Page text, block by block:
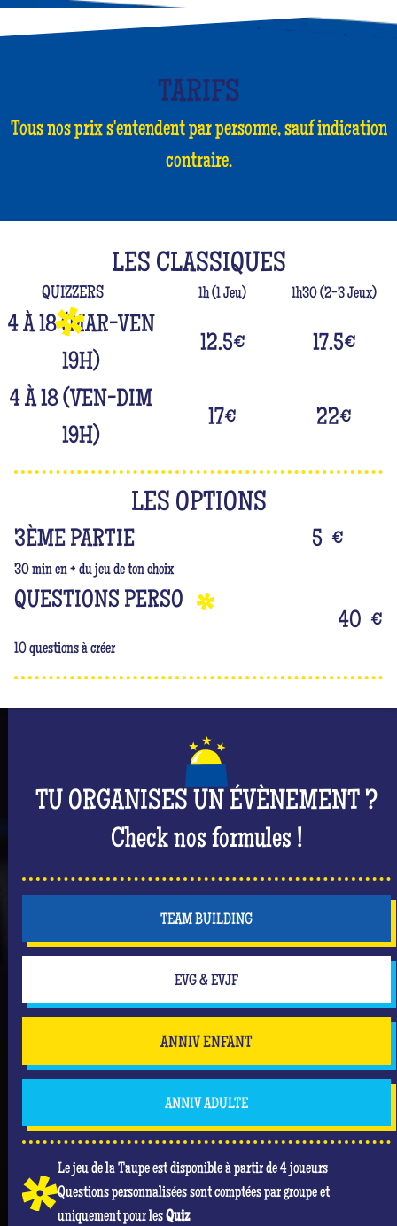
TARIFS
Tous nos prix s'entendent par personne, sauf indication
contraire.
LES CLASSIQUES
QUIZZERS 1h (1 Jeu) 1h30 (2-3 Jeux)
4 À 18 (MAR-VEN
19H)
12.5€ 17.5€
4 À 18 (VEN-DIM
19H)
17€ 22€
LES OPTIONS
3ÈME PARTIE
30 min en + du jeu de ton choix
5 €
QUESTIONS PERSO
10 questions à créer
40 €
TU ORGANISES UN ÉVÈNEMENT ?
Check nos formules !
TEAM BUILDING
EVG & EVJF
ANNIV ENFANT
ANNIV ADULTE
Le jeu de la Taupe est disponible à partir de 4 joueurs
Questions personnalisées sont comptées par groupe et
uniquement pour lesQuiz